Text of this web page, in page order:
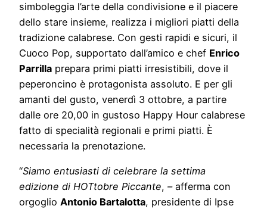
simboleggia l’arte della condivisione e il piacere
dello stare insieme, realizza i migliori piatti della
tradizione calabrese. Con gesti rapidi e sicuri, il
Cuoco Pop, supportato dall’amico e chef Enrico
Parrilla prepara primi piatti irresistibili, dove il
peperoncino è protagonista assoluto. E per gli
amanti del gusto, venerdì 3 ottobre, a partire
dalle ore 20,00 in gustoso Happy Hour calabrese
fatto di specialità regionali e primi piatti. È
necessaria la prenotazione.
“Siamo entusiasti di celebrare la settima
edizione di HOTtobre Piccante, – afferma con
orgoglio Antonio Bartalotta, presidente di Ipse